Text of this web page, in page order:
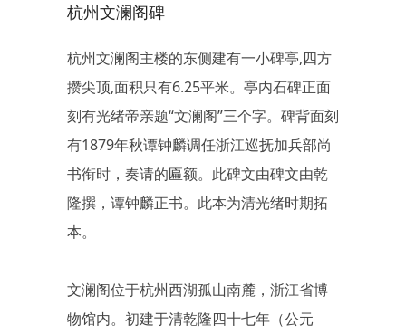
杭州文澜阁碑
杭州文澜阁主楼的东侧建有一小碑亭,四方
攒尖顶,面积只有6.25平米。亭内石碑正面
刻有光绪帝亲题“文澜阁”三个字。碑背面刻
有1879年秋谭钟麟调任浙江巡抚加兵部尚
书衔时，奏请的匾额。此碑文由碑文由乾
隆撰，谭钟麟正书。此本为清光绪时期拓
本。
文澜阁位于杭州西湖孤山南麓，浙江省博
物馆内。初建于清乾隆四十七年（公元